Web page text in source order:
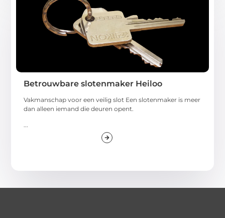
Betrouwbare slotenmaker Heiloo
Vakmanschap voor een veilig slot Een slotenmaker is meer
dan alleen iemand die deuren opent.